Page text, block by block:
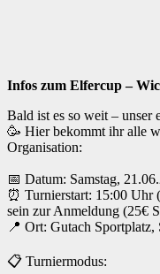
Infos zum Elfercup –
Bald ist es so weit – unser
🥳 Hier bekommt ihr alle
Organisation:
📅 Datum: Samstag,
⏰ Turnierstart: 15:00 Uhr
sein zur Anmeldung (25€
📍 Ort: Gutach Sportplatz,
📋 Turniermodus: